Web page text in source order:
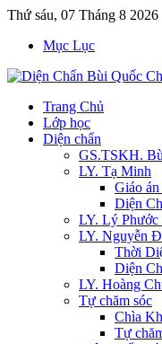
Thứ sáu, 07 Tháng 8 2026
Mục Lục
Trang Chủ
Lớp học
Diện chẩn
GS.TSKH.
LY. Tạ Minh
Giáo
Diện
LY. Lý Phước
LY. Nguyễn
Thời
Diện
LY. Hoàng
Tự chăm sóc
Chìa
Tự